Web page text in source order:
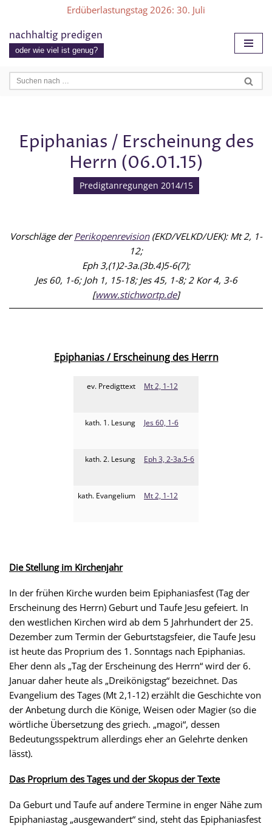
Zum
Inhalt
Erdüberlastungstag 2026: 30. Juli
nachhaltig predigen
oder wie viel ist genug?
Epiphanias / Erscheinung des
Herrn (06.01.15)
Predigtanregungen 2014/15
Vorschläge derPerikopenrevision(EKD/VELKD/UEK): Mt 2, 1-
12;
Eph 3,(1)2-3a.(3b.4)5-6(7);
Jes 60, 1-6; Joh 1, 15-18; Jes 45, 1-8; 2 Kor 4, 3-6
[www.stichwortp.de]
Epiphanias / Erscheinung des Herrn
ev. Predigttext
kath. 1. Lesung
kath. 2. Lesung
kath. Evangelium
Mt 2, 1-12
Jes 60, 1-6
Eph 3, 2-3a.5-6
Mt 2, 1-12
Die Stellung im Kirchenjahr
In der frühen Kirche wurden beim Epiphaniasfest (Tag der
Erscheinung des Herrn) Geburt und Taufe Jesu gefeiert. In
den westlichen Kirchen wird ab dem 5 Jahrhundert der 25.
Dezember zum Termin der Geburtstagsfeier, die Taufe Jesu
ist heute das Proprium des 1. Sonntags nach Epiphanias.
Eher denn als „Tag der Erscheinung des Herrn“ wird der 6.
Januar daher heute als „Dreikönigstag“ bezeichnet. Das
Evangelium des Tages (Mt 2,1-12) erzählt die Geschichte von
der Anbetung durch die Könige, Weisen oder Magier (so die
wörtliche Übersetzung des griech. „magoi“, dessen
Bedeutungsspektrum allerdings eher an Gelehrte denken
lässt).
Das Proprium des Tages und der Skopus der Texte
Da Geburt und Taufe auf andere Termine in enger Nähe zum
Epiphaniastag „ausgewandert“ sind, steht das Epiphaniasfest